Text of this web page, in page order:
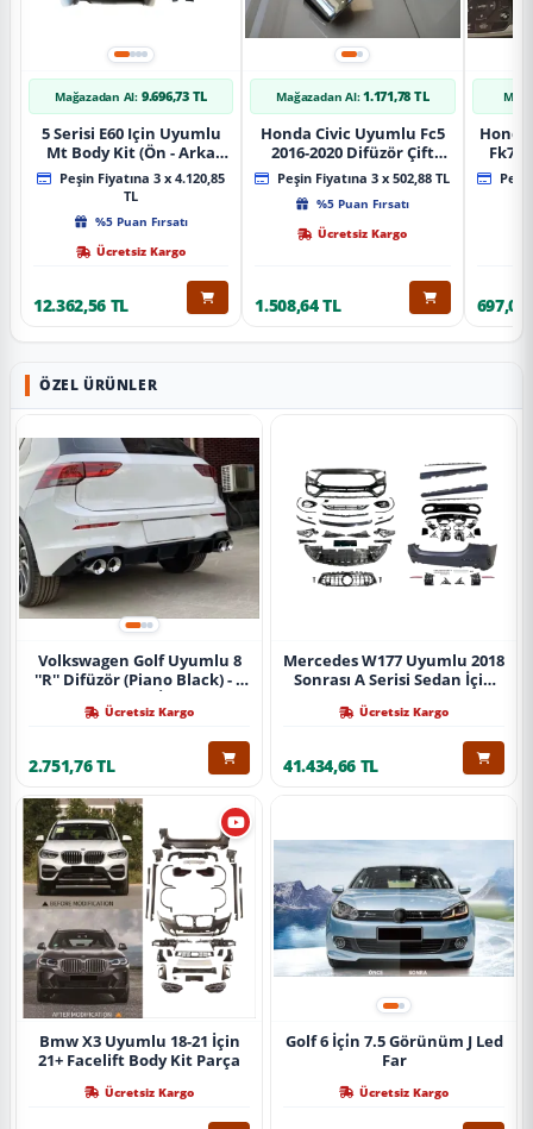
Mağazadan Al: 9.696,73 TL
5 Serisi E60 Için Uyumlu
Mt Body Kit (Ön - Arka
Tampon -Marspiyel )
Peşin Fiyatına 3 x 4.120,85
TL
%5 Puan Fırsatı
Ücretsiz Kargo
12.362,56 TL
Mağazadan Al: 1.171,78 TL
Honda Civic Uyumlu Fc5
2016-2020 Difüzör Çift
Çıkış İçin Egzoz Seti
Peşin Fiyatına 3 x 502,88 TL
%5 Puan Fırsatı
Ücretsiz Kargo
1.508,64 TL
Fk7
697,09
ÖZEL ÜRÜNLER
Volkswagen Golf Uyumlu 8
''R'' Difüzör (Piano Black) - 4
Paket İçin)
Ücretsiz Kargo
2.751,76 TL
Mercedes W177 Uyumlu 2018
Sonrası A Serisi Sedan İçin
Tamponlu Set)
Ücretsiz Kargo
41.434,66 TL
Bmw X3 Uyumlu 18-21 İçin
21+ Facelift Body Kit Parça
Ücretsiz Kargo
Golf 6 İçi̇n 7.5 Görünüm J Led
Far
Ücretsiz Kargo